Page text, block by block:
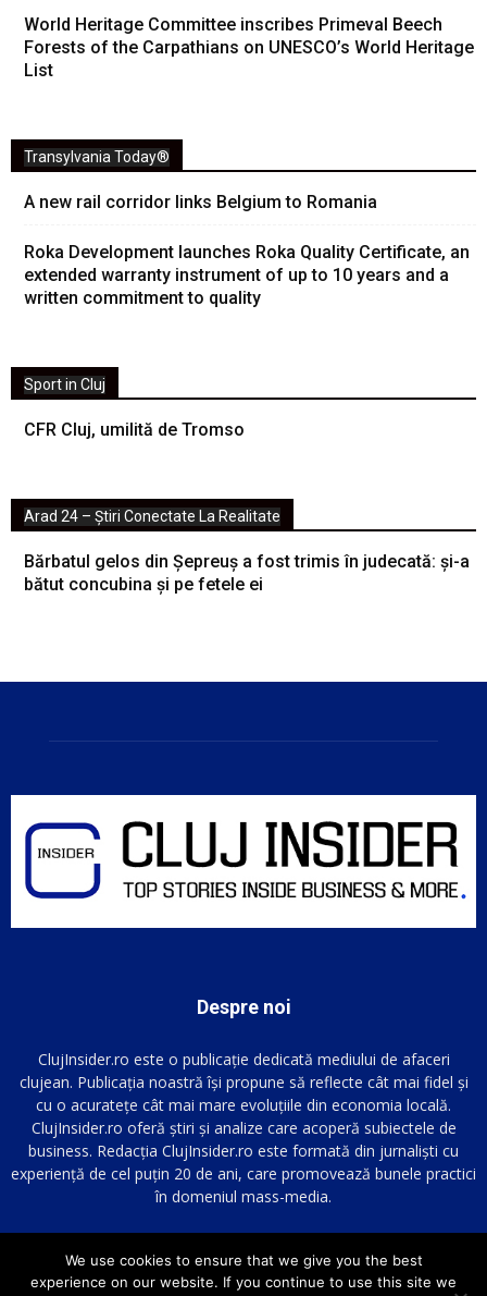
World Heritage Committee inscribes Primeval Beech
Forests of the Carpathians on UNESCO’s World Heritage
List
Transylvania Today®
A new rail corridor links Belgium to Romania
Roka Development launches Roka Quality Certificate, an
extended warranty instrument of up to 10 years and a
written commitment to quality
Sport in Cluj
CFR Cluj, umilită de Tromso
Arad 24 – Știri Conectate La Realitate
Bărbatul gelos din Șepreuș a fost trimis în judecată: și-a
bătut concubina și pe fetele ei
Despre noi
ClujInsider.ro este o publicație dedicată mediului de afaceri
clujean. Publicația noastră își propune să reflecte cât mai fidel și
cu o acuratețe cât mai mare evoluțiile din economia locală.
ClujInsider.ro oferă știri și analize care acoperă subiectele de
business. Redacția ClujInsider.ro este formată din jurnaliști cu
experiență de cel puțin 20 de ani, care promovează bunele practici
în domeniul mass-media.
URMARESTE-NE PE
We use cookies to ensure that we give you the best
experience on our website. If you continue to use this site we